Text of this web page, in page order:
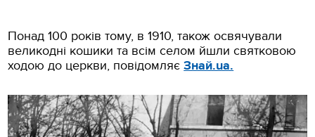
Понад 100 років тому, в 1910, також освячували
великодні кошики та всім селом йшли святковою
ходою до церкви, повідомляєЗнай.ua.